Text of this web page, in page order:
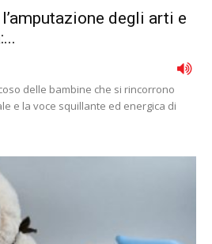
degli arti e
delle bambine che si rincorrono
e la voce squillante ed energica di